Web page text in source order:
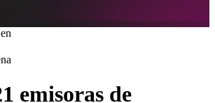
emisoras de